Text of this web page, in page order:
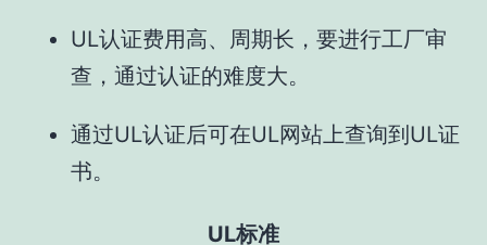
UL认证费用高、周期长，要进行工厂审
查，通过认证的难度大。
通过UL认证后可在UL网站上查询到UL证
书。
UL标准